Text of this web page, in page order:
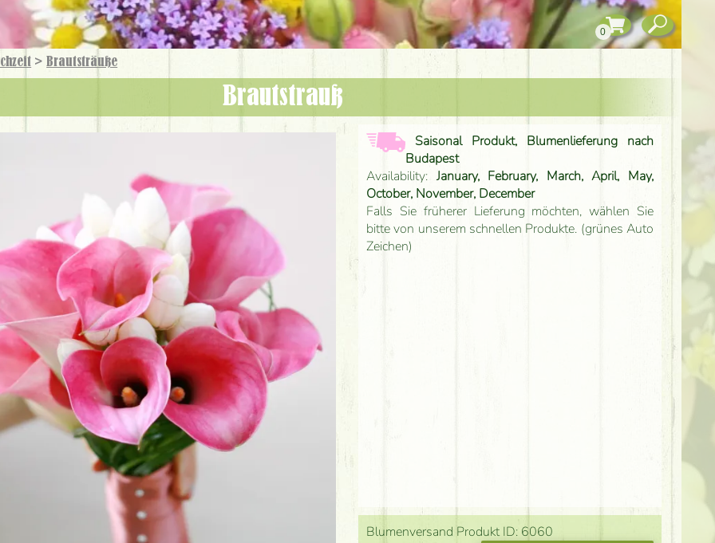
> Brautsträuße
Brautstrauß
Blumenversand Produkt ID: 6060
Saisonal Produkt, Blumenlieferung nach
Budapest
Availability: January, February, March, April, May,
October, November, December
Falls Sie früherer Lieferung möchten, wählen Sie
bitte von unserem schnellen Produkte. (grünes Auto
Zeichen)
0